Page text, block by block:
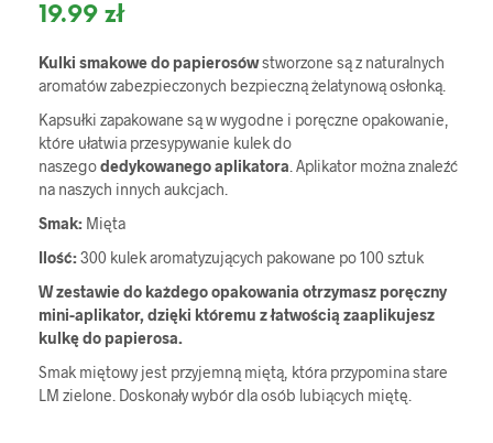
19.99 zł
Kulki smakowe do papierosówstworzone są z naturalnych
aromatów zabezpieczonych bezpieczną żelatynową osłonką.
Kapsułki zapakowane są w wygodne i poręczne opakowanie,
które ułatwia przesypywanie kulek do
naszegodedykowanego aplikatora . Aplikator można znaleźć
na naszych innych aukcjach.
Smak: Mięta
Ilość:300 kulek aromatyzujących pakowane po 100 sztuk
W zestawie do każdego opakowania otrzymasz poręczny
mini-aplikator, dzięki któremu z łatwością zaaplikujesz
kulkę do papierosa.
Smak miętowy jest przyjemną miętą, która przypomina stare
LM zielone. Doskonały wybór dla osób lubiących miętę.